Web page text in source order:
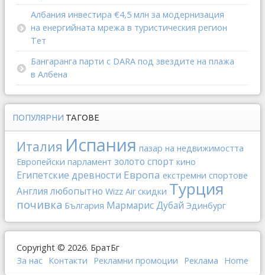
Албания инвестира €4,5 млн за модернизация
на енергийната мрежа в туристическия регион
Тет
Бангаранга парти с DARA под звездите на плажа
в Албена
ПОПУЛЯРНИ ТАГОВЕ
Италия Испания пазар на недвижимостта
Европейски парламент золото спорт кино
Египетские древности Европа екстремни спортове
Англия любопытно Wizz Air скидки Турция
почивка България МармарисДубай Эдинбург
Copyright © 2026. БратБг
За нас Контакти Рекламни промоции Реклама Home